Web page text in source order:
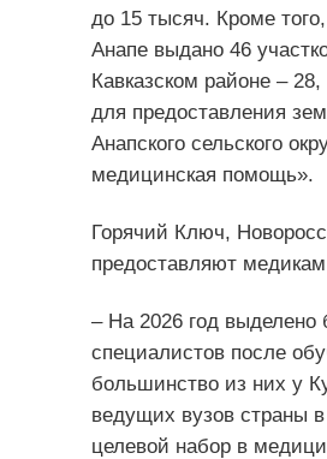
до 15 тысяч. Кроме
Анапе выдано 46
Кавказском районе –
для предоставления
Анапского сельского
медицинская помощь».
Горячий Ключ,
предоставляют
– На 2026 год выделено
специалистов после
большинство из них у
ведущих вузов страны
целевой набор в